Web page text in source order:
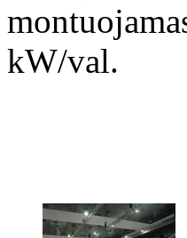
kW/val.